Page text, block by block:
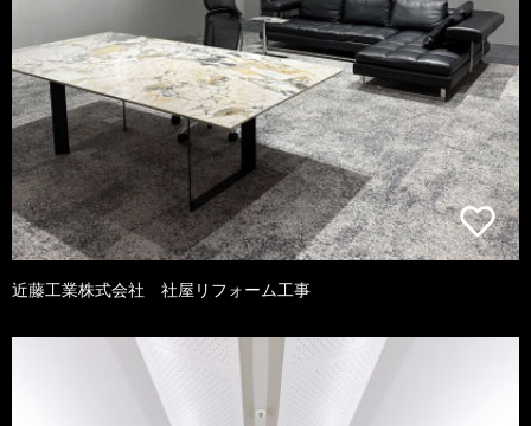
近藤工業株式会社 社屋リフォーム工事